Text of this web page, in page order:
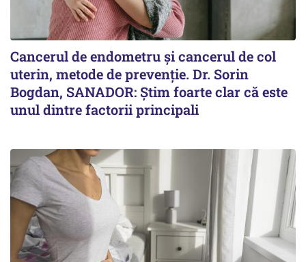
Cancerul de endometru și cancerul de col
uterin, metode de prevenție. Dr. Sorin
Bogdan, SANADOR: Știm foarte clar că este
unul dintre factorii principali